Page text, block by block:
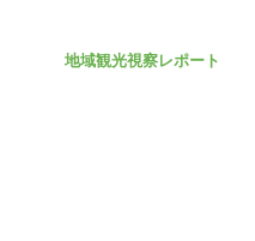
地域観光視察レポート